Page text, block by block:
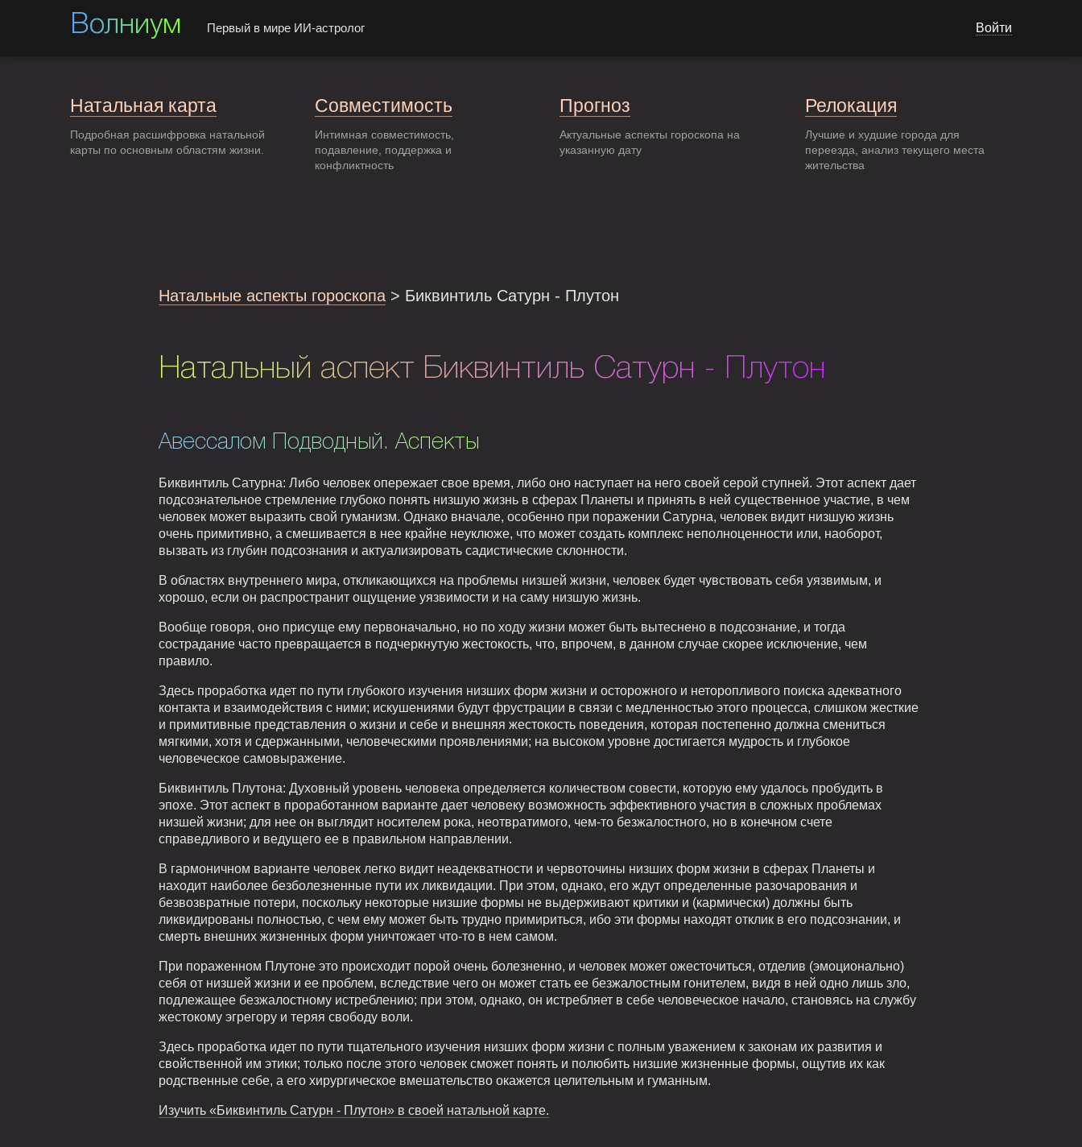
Волниум Первый в мире ИИ-астролог Войти
Натальная карта
Подробная расшифровка натальной
карты по основным областям жизни.
Совместимость
Интимная совместимость,
подавление, поддержка и
конфликтность
Прогноз
Актуальные аспекты гороскопа на
указанную дату
Релокация
Лучшие и худшие города для
переезда, анализ текущего места
жительства
Натальные аспекты гороскопа > Биквинтиль Сатурн - Плутон
Натальный аспект Биквинтиль Сатурн - Плутон
Авессалом Подводный. Аспекты
Биквинтиль Сатурна: Либо человек опережает свое время, либо оно наступает на него своей серой ступней. Этот аспект дает
подсознательное стремление глубоко понять низшую жизнь в сферах Планеты и принять в ней существенное участие, в чем
человек может выразить свой гуманизм. Однако вначале, особенно при поражении Сатурна, человек видит низшую жизнь
очень примитивно, а смешивается в нее крайне неуклюже, что может создать комплекс неполноценности или, наоборот,
вызвать из глубин подсознания и актуализировать садистические склонности.
В областях внутреннего мира, откликающихся на проблемы низшей жизни, человек будет чувствовать себя уязвимым, и
хорошо, если он распространит ощущение уязвимости и на саму низшую жизнь.
Вообще говоря, оно присуще ему первоначально, но по ходу жизни может быть вытеснено в подсознание, и тогда
сострадание часто превращается в подчеркнутую жестокость, что, впрочем, в данном случае скорее исключение, чем
правило.
Здесь проработка идет по пути глубокого изучения низших форм жизни и осторожного и неторопливого поиска адекватного
контакта и взаимодействия с ними; искушениями будут фрустрации в связи с медленностью этого процесса, слишком жесткие
и примитивные представления о жизни и себе и внешняя жестокость поведения, которая постепенно должна смениться
мягкими, хотя и сдержанными, человеческими проявлениями; на высоком уровне достигается мудрость и глубокое
человеческое самовыражение.
Биквинтиль Плутона: Духовный уровень человека определяется количеством совести, которую ему удалось пробудить в
эпохе. Этот аспект в проработанном варианте дает человеку возможность эффективного участия в сложных проблемах
низшей жизни; для нее он выглядит носителем рока, неотвратимого, чем-то безжалостного, но в конечном счете
справедливого и ведущего ее в правильном направлении.
В гармоничном варианте человек легко видит неадекватности и червоточины низших форм жизни в сферах Планеты и
находит наиболее безболезненные пути их ликвидации. При этом, однако, его ждут определенные разочарования и
безвозвратные потери, поскольку некоторые низшие формы не выдерживают критики и (кармически) должны быть
ликвидированы полностью, с чем ему может быть трудно примириться, ибо эти формы находят отклик в его подсознании, и
смерть внешних жизненных форм уничтожает что-то в нем самом.
При пораженном Плутоне это происходит порой очень болезненно, и человек может ожесточиться, отделив (эмоционально)
себя от низшей жизни и ее проблем, вследствие чего он может стать ее безжалостным гонителем, видя в ней одно лишь зло,
подлежащее безжалостному истреблению; при этом, однако, он истребляет в себе человеческое начало, становясь на службу
жестокому эгрегору и теряя свободу воли.
Здесь проработка идет по пути тщательного изучения низших форм жизни с полным уважением к законам их развития и
свойственной им этики; только после этого человек сможет понять и полюбить низшие жизненные формы, ощутив их как
родственные себе, а его хирургическое вмешательство окажется целительным и гуманным.
Изучить «Биквинтиль Сатурн - Плутон» в своей натальной карте.